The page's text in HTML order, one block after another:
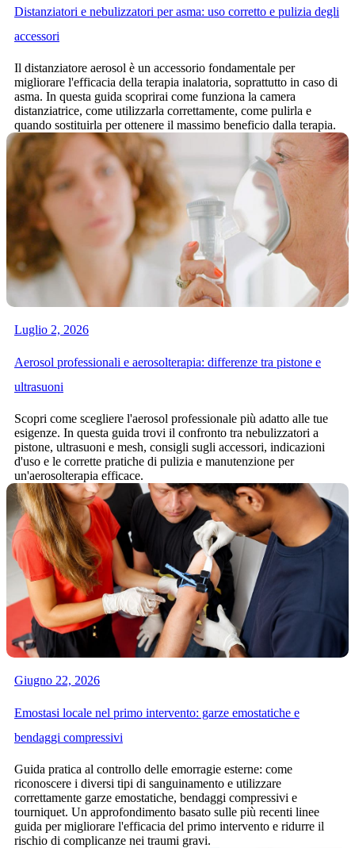
Distanziatori e nebulizzatori per asma: uso corretto e pulizia degli
accessori
Il distanziatore aerosol è un accessorio fondamentale per
migliorare l'efficacia della terapia inalatoria, soprattutto in caso di
asma. In questa guida scoprirai come funziona la camera
distanziatrice, come utilizzarla correttamente, come pulirla e
quando sostituirla per ottenere il massimo beneficio dalla terapia.
Luglio 2, 2026
Aerosol professionali e aerosolterapia: differenze tra pistone e
ultrasuoni
Scopri come scegliere l'aerosol professionale più adatto alle tue
esigenze. In questa guida trovi il confronto tra nebulizzatori a
pistone, ultrasuoni e mesh, consigli sugli accessori, indicazioni
d'uso e le corrette pratiche di pulizia e manutenzione per
un'aerosolterapia efficace.
Giugno 22, 2026
Emostasi locale nel primo intervento: garze emostatiche e
bendaggi compressivi
Guida pratica al controllo delle emorragie esterne: come
riconoscere i diversi tipi di sanguinamento e utilizzare
correttamente garze emostatiche, bendaggi compressivi e
tourniquet. Un approfondimento basato sulle più recenti linee
guida per migliorare l'efficacia del primo intervento e ridurre il
rischio di complicanze nei traumi gravi.